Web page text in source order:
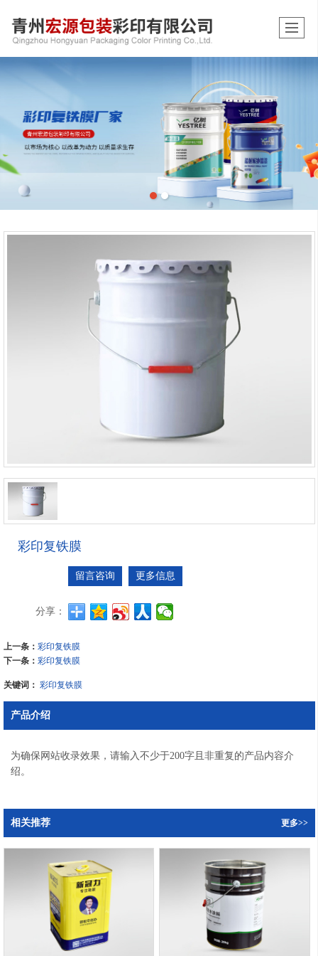
彩印复铁膜
留言咨询 更多信息
分享：
上一条： 彩印复铁膜
下一条： 彩印复铁膜
关键词： 彩印复铁膜
产品介绍
为确保网站收录效果，请输入不少于200字且非重复的产品内容介
绍。
相关推荐 更多>>